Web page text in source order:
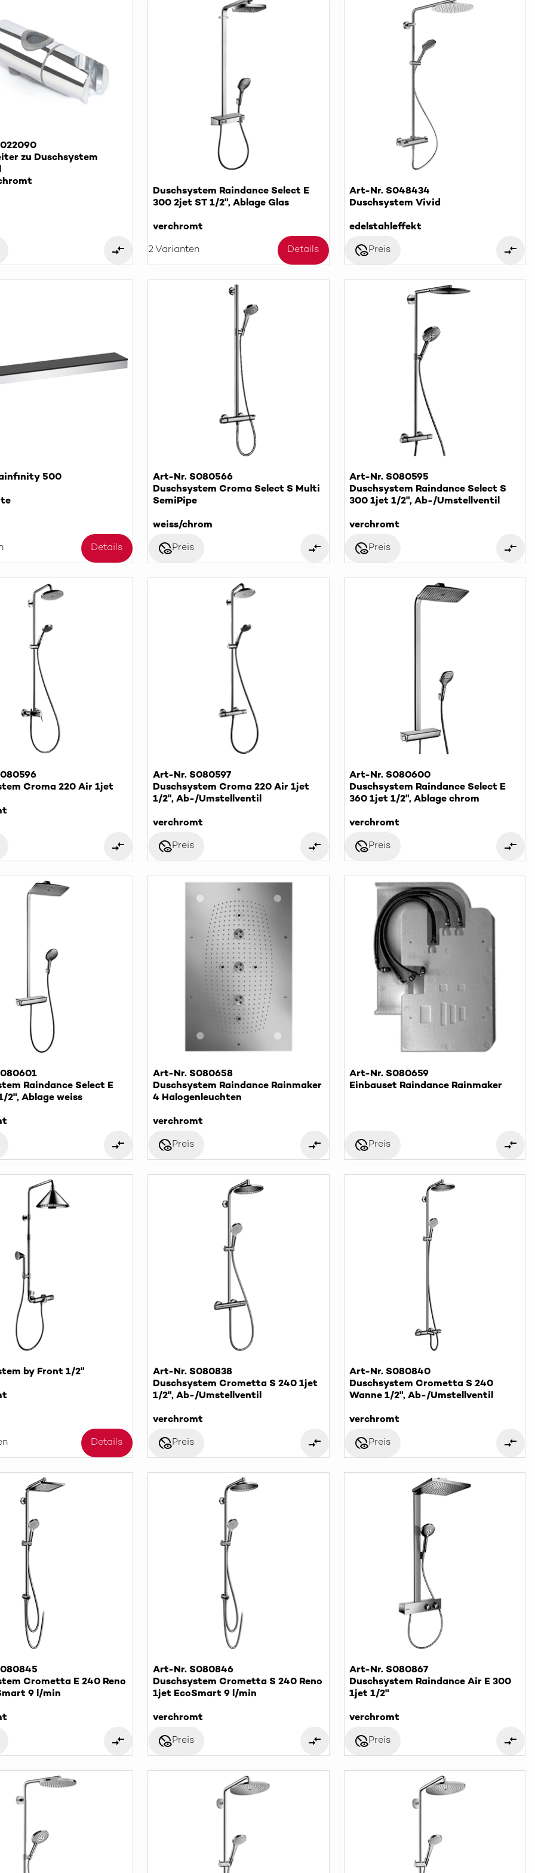
zu Duschsystem
Duschsystem Raindance Select E
300 2jet ST 1/2", Ablage Glas
verchromt
2 Varianten Details
Art-Nr. S048434
Duschsystem Vivid
edelstahleffekt
disabled_visiblePreis
500
Details
Art-Nr. S080566
Duschsystem Croma Select S Multi
SemiPipe
weiss/chrom
disabled_visiblePreis
Art-Nr. S080595
Duschsystem Raindance Select S
300 1jet 1/2", Ab-/Umstellventil
verchromt
disabled_visiblePreis
Croma 220 Air 1jet
Art-Nr. S080597
Duschsystem Croma 220 Air 1jet
1/2", Ab-/Umstellventil
verchromt
disabled_visiblePreis
Art-Nr. S080600
Duschsystem Raindance Select E
360 1jet 1/2", Ablage chrom
verchromt
disabled_visiblePreis
Raindance Select E
2", Ablage weiss
Art-Nr. S080658
Duschsystem Raindance Rainmaker
4 Halogenleuchten
verchromt
disabled_visiblePreis
Art-Nr. S080659
Einbauset Raindance Rainmaker
disabled_visiblePreis
by Front 1/2"
Details
Art-Nr. S080838
Duschsystem Crometta S 240 1jet
1/2", Ab-/Umstellventil
verchromt
disabled_visiblePreis
Art-Nr. S080840
Duschsystem Crometta S 240
Wanne 1/2", Ab-/Umstellventil
verchromt
disabled_visiblePreis
Crometta E 240 Reno
9 l/min
Art-Nr. S080846
Duschsystem Crometta S 240 Reno
1jet EcoSmart 9 l/min
verchromt
disabled_visiblePreis
Art-Nr. S080867
Duschsystem Raindance Air E 300
1jet 1/2"
verchromt
disabled_visiblePreis